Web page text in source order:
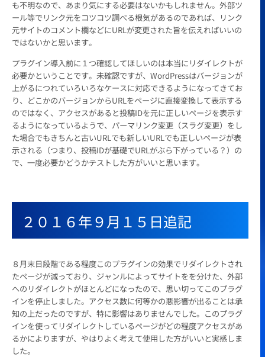
も不明なので、あまり気にする必要はないかもしれません。外部ツ
ール等でリンク元をコツコツ調べる根気があるのであれば、リンク
元サイトのコメント欄などにURLが変更された旨を伝えればいいの
ではないかと思います。
プラグイン導入前に１つ確認してほしいのは本当にリダイレクトが
必要かということです。未確認ですが、WordPressはバージョンが
上がるにつれていろいろなケースに対応できるようになってきてお
り、どこかのバージョンからURLをページに直接変換して表示する
のではなく、アクセスがあると投稿IDを元に正しいページを表示す
るようになっているようで、パーマリンク変更（スラグ変更）をし
た場合でもきちんと古いURLでも新しいURLでも正しいページが表
示される（つまり、投稿IDが基礎でURLがぶら下がっている？）の
で、一度必要かどうかテストした方がいいと思います。
２０１６年９月１５日追記
８月末日段階である程度このプラグインの効果でリダイレクトされ
たページが減っており、ジャンルによってサイトをを分けた、外部
へのリダイレクトがほとんどになったので、思い切ってこのプラグ
インを停止しました。アクセス数に何等かの悪影響が出ることは承
知の上だったのですが、特に影響はありませんでした。このプラグ
インを使ってリダイレクトしているページがどの程度アクセスがあ
るかによりますが、やはりよく考えて使用した方がいいと実感しま
した。